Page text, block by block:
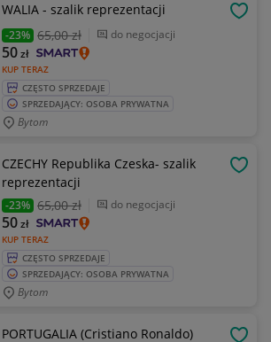
WALIA - szalik reprezentacji
-23% 65,00 zł do negocjacji
KUP TERAZ
50zł
CZĘSTO SPRZEDAJE
SPRZEDAJĄCY: OSOBA PRYWATNA
Bytom
CZECHY Republika Czeska- szalik
reprezentacji
-23% 65,00 zł do negocjacji
KUP TERAZ
50zł
CZĘSTO SPRZEDAJE
SPRZEDAJĄCY: OSOBA PRYWATNA
Bytom
PORTUGALIA (Cristiano Ronaldo)